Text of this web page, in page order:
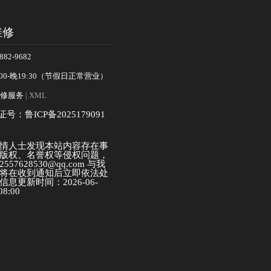
9682
晚19:30（节假日正常营业）
服务 | XML
号：鲁ICP备2025179091
人士发现本站内容存在事
权、名誉权等侵权问题，
与我
在收到通知后立即依法处
息更新时间：2026-06-